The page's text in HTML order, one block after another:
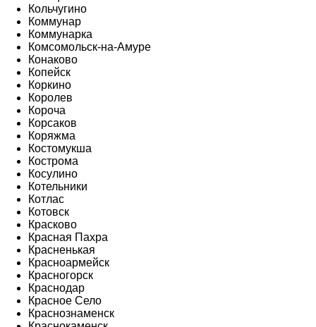
Кольчугино
Коммунар
Коммунарка
Комсомольск-на-Амуре
Конаково
Копейск
Коркино
Королев
Короча
Корсаков
Коряжма
Костомукша
Кострома
Косулино
Котельники
Котлас
Котовск
Красково
Красная Пахра
Красненькая
Красноармейск
Красногорск
Краснодар
Красное Село
Краснознаменск